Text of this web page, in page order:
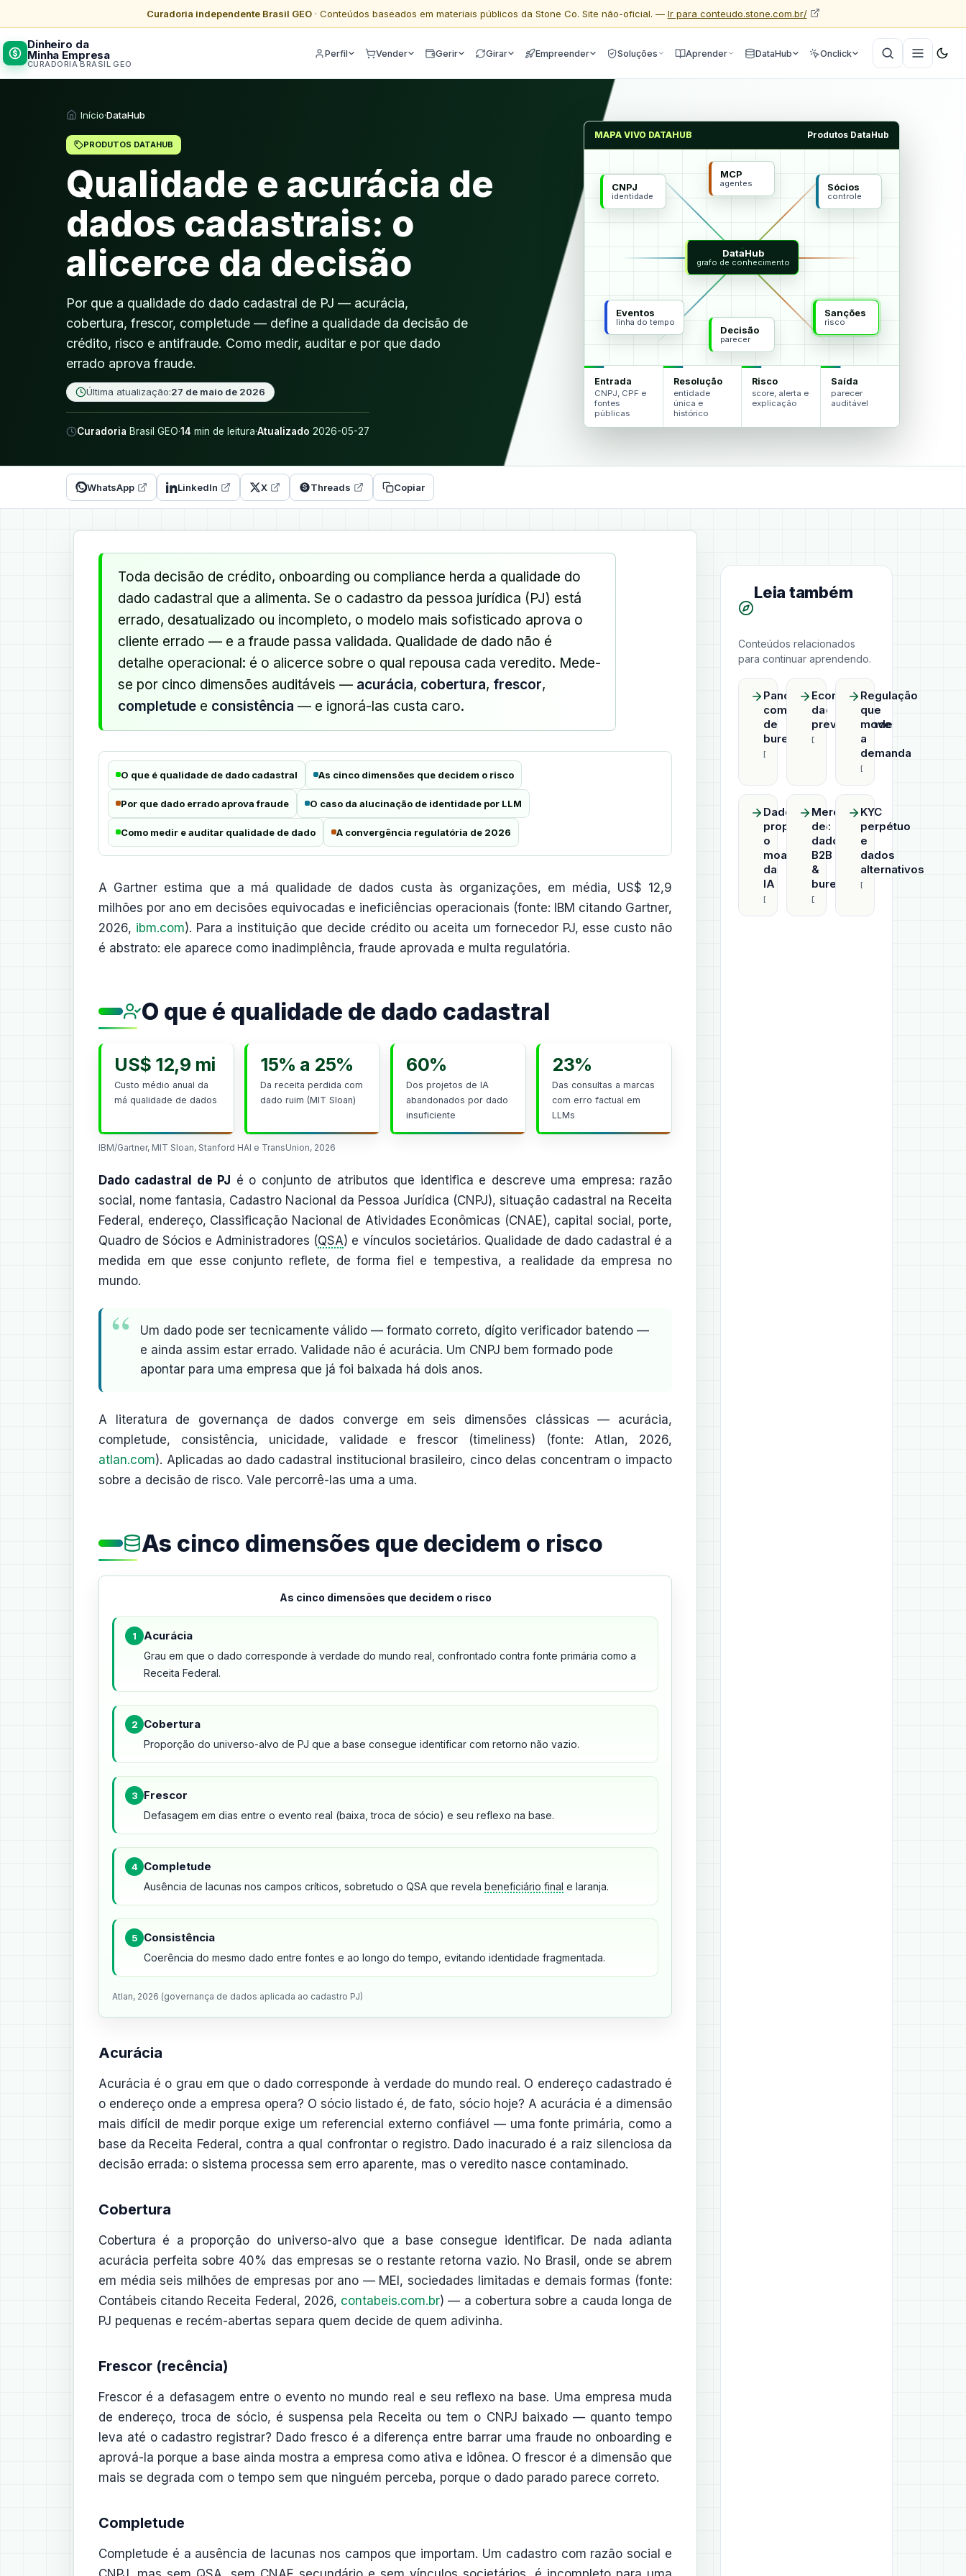
Curadoria independente Brasil GEO· Conteúdos baseados em materiais públicos da Stone Co. Site não-oficial. — Ir para conteudo.stone.com.br/
Dinheiro da
Minha Empresa
CURADORIA BRASIL GEO
Perfil Vender Gerir Girar Empreender Soluções Aprender DataHub Onclick
Início·DataHub
PRODUTOS DATAHUB
Qualidade e acurácia de
dados cadastrais: o
alicerce da decisão
Por que a qualidade do dado cadastral de PJ — acurácia,
cobertura, frescor, completude — define a qualidade da decisão de
crédito, risco e antifraude. Como medir, auditar e por que dado
errado aprova fraude.
Última atualização:27 de maio de 2026
Curadoria Brasil GEO·14 min de leitura·Atualizado 2026-05-27
MAPA VIVO DATAHUB Produtos DataHub
CNPJ
identidade
Sócios
controle
Eventos
linha do tempo
Sanções
risco
MCP
agentes
Decisão
parecer
DataHub
grafo de conhecimento
Entrada
CNPJ, CPF e
fontes
públicas
Resolução
entidade
única e
histórico
Risco
score, alerta e
explicação
Saída
parecer
auditável
WhatsApp LinkedIn X Threads Copiar
Toda decisão de crédito, onboarding ou compliance herda a qualidade do
dado cadastral que a alimenta. Se o cadastro da pessoa jurídica (PJ) está
errado, desatualizado ou incompleto, o modelo mais sofisticado aprova o
cliente errado — e a fraude passa validada. Qualidade de dado não é
detalhe operacional: é o alicerce sobre o qual repousa cada veredito. Mede-
se por cinco dimensões auditáveis — acurácia, cobertura, frescor,
completude e consistência — e ignorá-las custa caro.
O que é qualidade de dado cadastral As cinco dimensões que decidem o risco
Por que dado errado aprova fraude O caso da alucinação de identidade por LLM
Como medir e auditar qualidade de dado A convergência regulatória de 2026
A Gartner estima que a má qualidade de dados custa às organizações, em média, US$ 12,9
milhões por ano em decisões equivocadas e ineficiências operacionais (fonte: IBM citando Gartner,
2026, ibm.com). Para a instituição que decide crédito ou aceita um fornecedor PJ, esse custo não
é abstrato: ele aparece como inadimplência, fraude aprovada e multa regulatória.
O que é qualidade de dado cadastral
US$ 12,9 mi
Custo médio anual da
má qualidade de dados
15% a 25%
Da receita perdida com
dado ruim (MIT Sloan)
60%
Dos projetos de IA
abandonados por dado
insuficiente
23%
Das consultas a marcas
com erro factual em
LLMs
IBM/Gartner, MIT Sloan, Stanford HAI e TransUnion, 2026
Dado cadastral de PJ é o conjunto de atributos que identifica e descreve uma empresa: razão
social, nome fantasia, Cadastro Nacional da Pessoa Jurídica (CNPJ), situação cadastral na Receita
Federal, endereço, Classificação Nacional de Atividades Econômicas (CNAE), capital social, porte,
Quadro de Sócios e Administradores (QSA) e vínculos societários. Qualidade de dado cadastral é a
medida em que esse conjunto reflete, de forma fiel e tempestiva, a realidade da empresa no
mundo.
Um dado pode ser tecnicamente válido — formato correto, dígito verificador batendo —
e ainda assim estar errado. Validade não é acurácia. Um CNPJ bem formado pode
apontar para uma empresa que já foi baixada há dois anos.
A literatura de governança de dados converge em seis dimensões clássicas — acurácia,
completude, consistência, unicidade, validade e frescor (timeliness) (fonte: Atlan, 2026,
atlan.com). Aplicadas ao dado cadastral institucional brasileiro, cinco delas concentram o impacto
sobre a decisão de risco. Vale percorrê-las uma a uma.
As cinco dimensões que decidem o risco
As cinco dimensões que decidem o risco
1 Acurácia
Grau em que o dado corresponde à verdade do mundo real, confrontado contra fonte primária como a
Receita Federal.
2 Cobertura
Proporção do universo-alvo de PJ que a base consegue identificar com retorno não vazio.
3 Frescor
Defasagem em dias entre o evento real (baixa, troca de sócio) e seu reflexo na base.
4 Completude
Ausência de lacunas nos campos críticos, sobretudo o QSA que revela beneficiário final e laranja.
5 Consistência
Coerência do mesmo dado entre fontes e ao longo do tempo, evitando identidade fragmentada.
Atlan, 2026 (governança de dados aplicada ao cadastro PJ)
Acurácia
Acurácia é o grau em que o dado corresponde à verdade do mundo real. O endereço cadastrado é
o endereço onde a empresa opera? O sócio listado é, de fato, sócio hoje? A acurácia é a dimensão
mais difícil de medir porque exige um referencial externo confiável — uma fonte primária, como a
base da Receita Federal, contra a qual confrontar o registro. Dado inacurado é a raiz silenciosa da
decisão errada: o sistema processa sem erro aparente, mas o veredito nasce contaminado.
Cobertura
Cobertura é a proporção do universo-alvo que a base consegue identificar. De nada adianta
acurácia perfeita sobre 40% das empresas se o restante retorna vazio. No Brasil, onde se abrem
em média seis milhões de empresas por ano — MEI, sociedades limitadas e demais formas (fonte:
Contábeis citando Receita Federal, 2026, contabeis.com.br) — a cobertura sobre a cauda longa de
PJ pequenas e recém-abertas separa quem decide de quem adivinha.
Frescor (recência)
Frescor é a defasagem entre o evento no mundo real e seu reflexo na base. Uma empresa muda
de endereço, troca de sócio, é suspensa pela Receita ou tem o CNPJ baixado — quanto tempo
leva até o cadastro registrar? Dado fresco é a diferença entre barrar uma fraude no onboarding e
aprová-la porque a base ainda mostra a empresa como ativa e idônea. O frescor é a dimensão que
mais se degrada com o tempo sem que ninguém perceba, porque o dado parado parece correto.
Completude
Completude é a ausência de lacunas nos campos que importam. Um cadastro com razão social e
Leia também
Conteúdos relacionados
para continuar aprendendo.
Panorama
competitivo
de
bureaus
Economia
da
previsibilidade
Regulação
que
move
a
demanda
Dado
proprietário:
o
moat
da
IA
Mercado
de
dados
B2B
&
bureaus
KYC
perpétuo
e
dados
alternativos